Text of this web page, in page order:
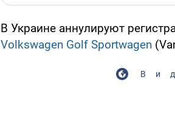
В Украине аннулируют
Volkswagen Golf Sportwagen